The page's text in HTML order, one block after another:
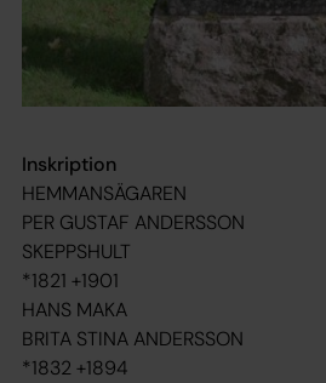
Inskription
HEMMANSÄGAREN
PER GUSTAF ANDERSSON
SKEPPSHULT
*1821 +1901
HANS MAKA
BRITA STINA ANDERSSON
*1832 +1894